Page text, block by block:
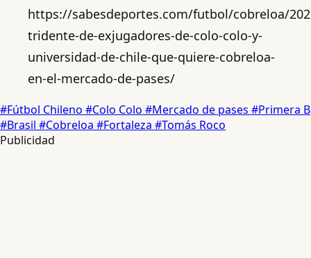
https://sabesdeportes.com/futbol/cobreloa/
tridente-de-exjugadores-de-colo-colo-y-
universidad-de-chile-que-quiere-cobreloa-
en-el-mercado-de-pases/
#Fútbol Chileno #Colo Colo #Mercado de pases #Primera B
#Brasil #Cobreloa #Fortaleza #Tomás Roco
Publicidad